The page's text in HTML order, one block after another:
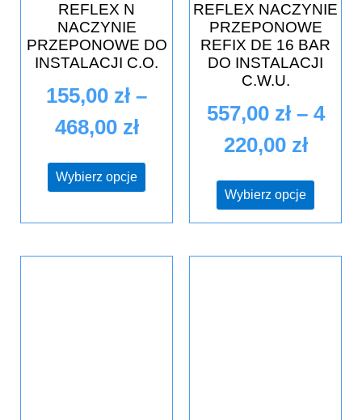
REFLEX N
NACZYNIE
PRZEPONOWE DO
INSTALACJI C.O.
155,00 zł –
468,00 zł
Wybierz opcje
REFLEX NACZYNIE
PRZEPONOWE
REFIX DE 16 BAR
DO INSTALACJI
C.W.U.
557,00 zł – 4
220,00 zł
Wybierz opcje